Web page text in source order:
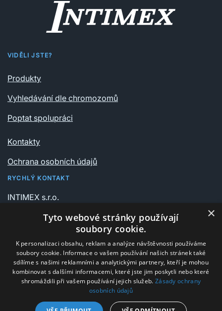
VIDĚLI JSTE?
Produkty
Vyhledávání dle chromozomů
Poptat spolupráci
Kontakty
Ochrana osobních údajů
RYCHLÝ KONTAKT
INTIMEX s.r.o.
735 06 Karviná – Nové Město
+420 596 311 612
intimex@post.cz
IČ 25908375
×
Tyto webové stránky používají
soubory cookie.
K personalizaci obsahu, reklam a analýze návštěvnosti používáme
soubory cookie. Informace o vašem používání našich stránek také
sdílíme s našimi reklamními a analytickými partnery, kteří je mohou
kombinovat s dalšími informacemi, které jste jim poskytli nebo které
shromáždili při vašem používání jejich služeb. Zásady ochrany
osobních údajů